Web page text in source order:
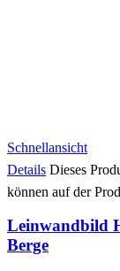
Schnellansicht
Details Dieses
können auf der
Leinwandbild
Berge